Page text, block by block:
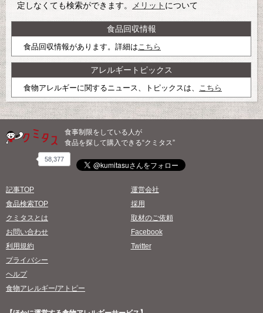
定しなくても検索ができます。
メリット について
食品回収情報
食品回収情報があります。詳細はこちら
アレルギートピックス
食物アレルギーに関するニュース、トピックスは、 こちら
食事制限をしている人が
食品を探して購入できる“クミタス”
58,377
記事TOP
食品検索TOP
クミタスとは
お問い合わせ
利用規約
プライバシー
ヘルプ
食物アレルギー/アトピー
運営会社
採用
取材のご依頼
Facebook
Twitter